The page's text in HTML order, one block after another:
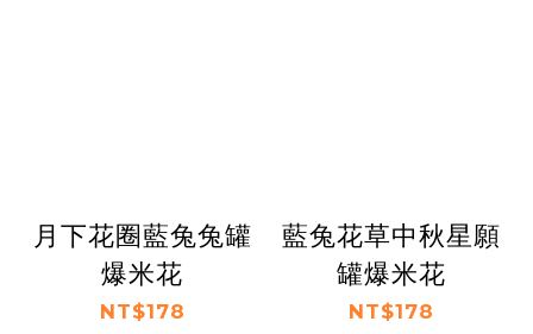
月下花圈藍兔兔罐
爆米花
NT$178
藍兔花草中秋星願
罐爆米花
NT$178